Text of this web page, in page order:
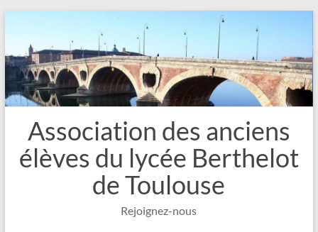
contenu
Association des anciens
élèves du lycée Berthelot
de Toulouse
Rejoignez-nous